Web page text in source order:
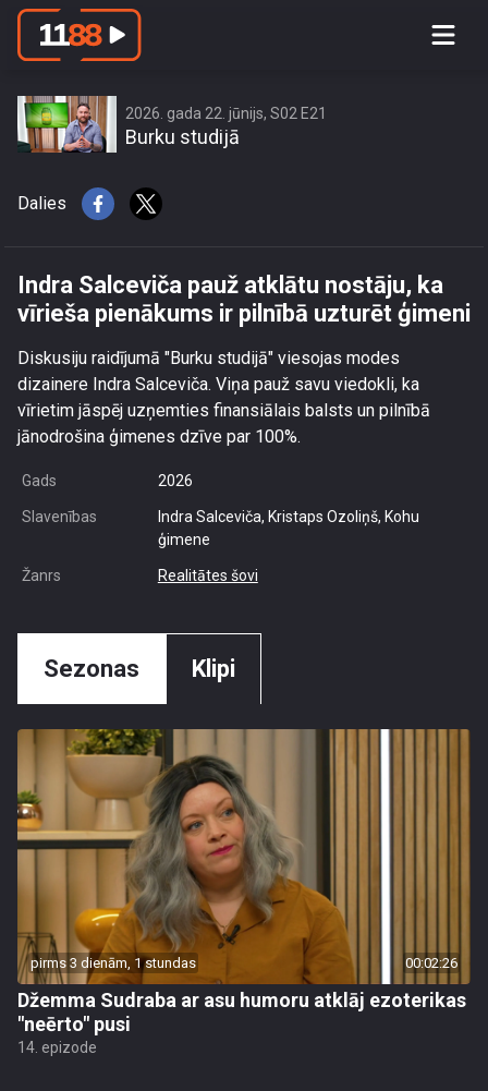
Indra Salceviča pauž atklātu nostāju,
2026. gada 22. jūnijs, S02 E21
Burku studijā
Dalies
Indra Salceviča pauž atklātu nostāju, ka
vīrieša pienākums ir pilnībā uzturēt ģimeni
Diskusiju raidījumā "Burku studijā" viesojas modes
dizainere Indra Salceviča. Viņa pauž savu viedokli, ka
vīrietim jāspēj uzņemties finansiālais balsts un pilnībā
jānodrošina ģimenes dzīve par 100%.
Gads 2026
Slavenības
Indra Salceviča, Kristaps Ozoliņš, Kohu
ģimene
Žanrs Realitātes šovi
Sezonas Klipi
pirms 3 dienām, 1 stundas 00:02:26
Džemma Sudraba ar asu humoru atklāj ezoterikas
"neērto" pusi
14. epizode